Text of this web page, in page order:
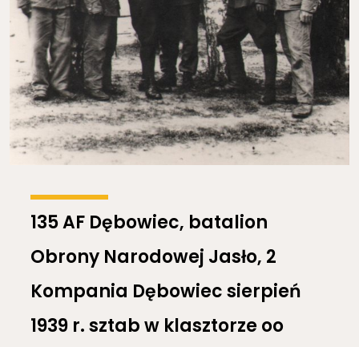
135 AF Dębowiec, batalion
Obrony Narodowej Jasło, 2
Kompania Dębowiec sierpień
1939 r. sztab w klasztorze oo